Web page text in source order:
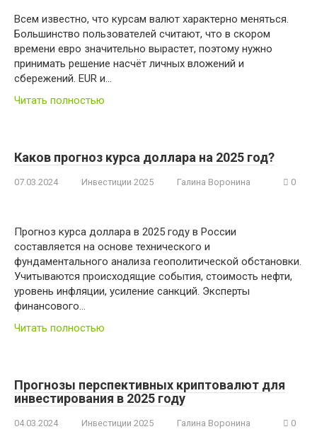
Всем известно, что курсам валют характерно меняться.
Большинство пользователей считают, что в скором
времени евро значительно вырастет, поэтому нужно
принимать решение насчёт личных вложений и
сбережений. EUR и…
Читать полностью
Каков прогноз курса доллара на 2025 год?
07.03.2024 Инвестиции 2025 Галина Воронина 0
Прогноз курса доллара в 2025 году в России
составляется на основе технического и
фундаментального анализа геополитической обстановки.
Учитываются происходящие события, стоимость нефти,
уровень инфляции, усиление санкций. Эксперты
финансового…
Читать полностью
Прогнозы перспективных криптовалют для
инвестирования в 2025 году
04.03.2024 Инвестиции 2025 Галина Воронина 0